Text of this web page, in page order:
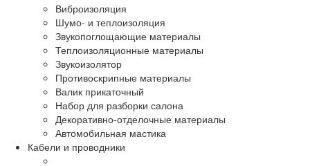
Виброизоляция
Шумо- и теплоизоляция
Звукопоглощающие материалы
Теплоизоляционные материалы
Звукоизолятор
Противоскрипные материалы
Валик прикаточный
Набор для разборки салона
Декоративно-отделочные материалы
Автомобильная мастика
Кабели и проводники